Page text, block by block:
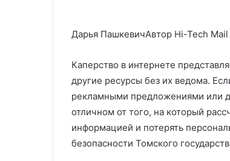
Дарья ПашкевичАвтор Hi-Tech Mail
Каперство в интернете
другие ресурсы без их ведома.
рекламными предложениями или
отличном от того, на который
информацией и потерять
безопасности Томского